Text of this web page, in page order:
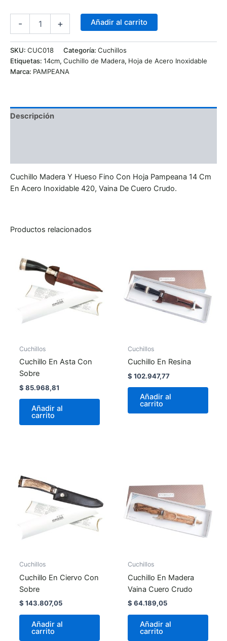
- + Añadir al carrito
SKU: CUC018 Categoría: Cuchillos
Etiquetas: 14cm, Cuchillo de Madera, Hoja de Acero Inoxidable
Marca: PAMPEANA
Descripción
Cuchillo Madera Y Hueso Fino Con Hoja Pampeana 14 Cm
En Acero Inoxidable 420, Vaina De Cuero Crudo.
Productos relacionados
Cuchillos
Cuchillo En Asta Con
Sobre
$ 85.968,81
Añadir al
carrito
Cuchillos
Cuchillo En Resina
$ 102.947,77
Añadir al
carrito
Cuchillos
Cuchillo En Ciervo Con
Sobre
$ 143.807,05
Añadir al
carrito
Cuchillos
Cuchillo En Madera
Vaina Cuero Crudo
$ 64.189,05
Añadir al
carrito